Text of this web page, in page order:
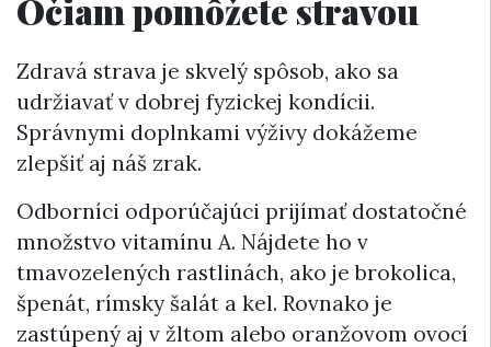
Očiam pomôžete stravou
Zdravá strava je skvelý spôsob, ako sa
udržiavať v dobrej fyzickej kondícii.
Správnymi doplnkami výživy dokážeme
zlepšiť aj náš zrak.
Odborníci odporúčajúci prijímať dostatočné
množstvo vitamínu A. Nájdete ho v
tmavozelených rastlinách, ako je brokolica,
špenát, rímsky šalát a kel. Rovnako je
zastúpený aj v žltom alebo oranžovom ovocí